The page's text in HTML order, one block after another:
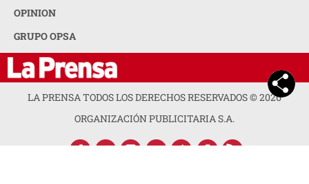
OPINION
GRUPO OPSA
LA PRENSA TODOS LOS DERECHOS RESERVADOS ©2026
ORGANIZACIÓN PUBLICITARIA S.A.